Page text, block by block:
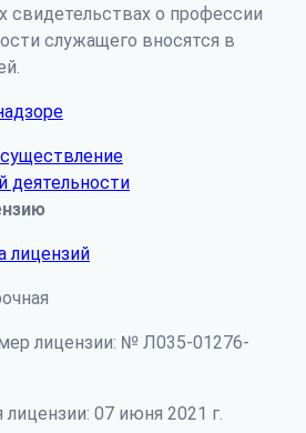
о профессии
служащего вносятся в
лицензии: № Л035-01276-
07 июня 2021 г.